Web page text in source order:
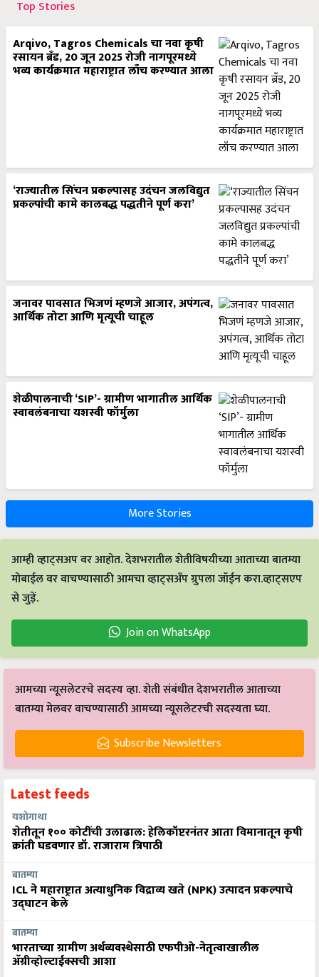
Top Stories
Arqivo, Tagros Chemicals चा नवा कृषी
रसायन ब्रँड, 20 जून 2025 रोजी नागपूरमध्ये
भव्य कार्यक्रमात महाराष्ट्रात लाँच करण्यात आला
‘राज्यातील सिंचन प्रकल्पासह उदंचन जलविद्युत
प्रकल्पांची कामे कालबद्ध पद्धतीने पूर्ण करा’
जनावर पावसात भिजणं म्हणजे आजार, अपंगत्व,
आर्थिक तोटा आणि मृत्यूची चाहूल
शेळीपालनाची ‘SIP’- ग्रामीण भागातील आर्थिक
स्वावलंबनाचा यशस्वी फॉर्मुला
More Stories
आम्ही व्हाट्सअप वर आहोत. देशभरातील शेतीविषयीच्या आताच्या बातम्या
मोबाईल वर वाचण्यासाठी आमचा व्हाट्सअँप ग्रुपला जॉईन करा.व्हाट्सएप
से जुड़ें.
Join on WhatsApp
आमच्या न्यूसलेटरचे सदस्य व्हा. शेती संबंधीत देशभरातील आताच्या
बातम्या मेलवर वाचण्यासाठी आमच्या न्यूसलेटरची सदस्यता घ्या.
Subscribe Newsletters
Latest feeds
यशोगाथा
शेतीतून १०० कोटींची उलाढाल: हेलिकॉप्टरनंतर आता विमानातून कृषी
क्रांती घडवणार डॉ. राजाराम त्रिपाठी
बातम्या
ICL ने महाराष्ट्रात अत्याधुनिक विद्राव्य खते (NPK) उत्पादन प्रकल्पाचे
उद्घाटन केले
बातम्या
भारताच्या ग्रामीण अर्थव्यवस्थेसाठी एफपीओ-नेतृत्वाखालील
अ‍ॅग्रीव्होल्टाईक्सची आशा